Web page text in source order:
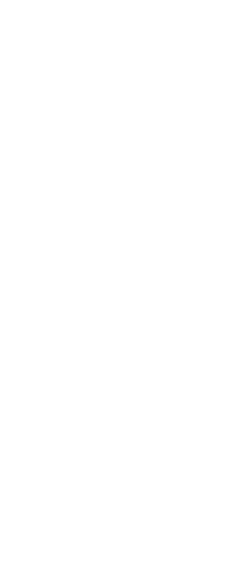
розетке
квадратной розетке